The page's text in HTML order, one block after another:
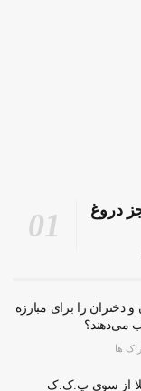
دروغ
را برای مبارزه
می‌دهند؟
از سوی پ.ک.ک